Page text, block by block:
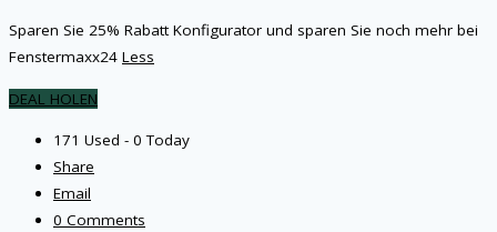
Sparen Sie 25% Rabatt Konfigurator und sparen Sie noch mehr bei
Fenstermaxx24 Less
DEAL HOLEN
171 Used - 0 Today
Share
Email
0 Comments